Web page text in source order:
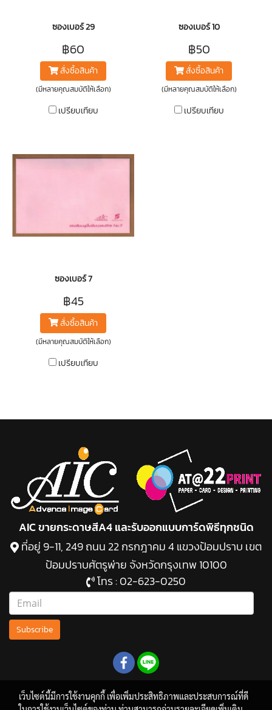
ซองเบอร์ 29
฿60
สั่งซื้อสินค้า
(มีหลายคุณสมบัติให้เลือก)
เปรียบเทียบ
ซองเบอร์ 10
฿50
สั่งซื้อสินค้า
(มีหลายคุณสมบัติให้เลือก)
เปรียบเทียบ
ซองเบอร์ 7
฿45
สั่งซื้อสินค้า
(มีหลายคุณสมบัติให้เลือก)
เปรียบเทียบ
AIC ขายกระดาษสีA4 และรับออกแบบการ์ดพิธีทุกชนิด
ที่อยู่ 9-11, 249 ถนน 22 กรกฎาคม 4 แขวงป้อมปราบ เขต
ป้อมปราบศัตรูพ่าย จังหวัดกรุงเทพ 10100
โทร :02-623-0250
Subscribe
เว็บไซต์นี้มีการใช้งานคุกกี้ เพื่อเพิ่มประสิทธิภาพและประสบการณ์ที่ดี